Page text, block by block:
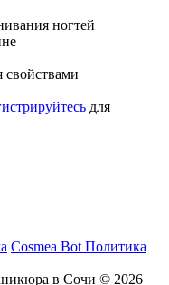
ногтей
для
Cosmea Bot Политика
в Сочи © 2026